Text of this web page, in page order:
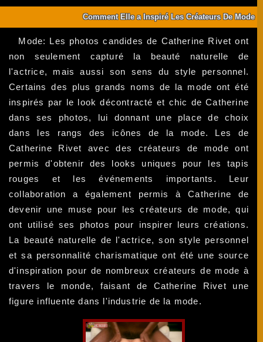
Comment Elle a Inspiré Les Créateurs De Mode
Mode: Les photos candides de Catherine Rivet ont
non seulement capturé la beauté naturelle de
l'actrice, mais aussi son sens du style personnel.
Certains des plus grands noms de la mode ont été
inspirés par le look décontracté et chic de Catherine
dans ses photos, lui donnant une place de choix
dans les rangs des icônes de la mode. Les de
Catherine Rivet avec des créateurs de mode ont
permis d'obtenir des looks uniques pour les tapis
rouges et les événements importants. Leur
collaboration a également permis à Catherine de
devenir une muse pour les créateurs de mode, qui
ont utilisé ses photos pour inspirer leurs créations.
La beauté naturelle de l'actrice, son style personnel
et sa personnalité charismatique ont été une source
d'inspiration pour de nombreux créateurs de mode à
travers le monde, faisant de Catherine Rivet une
figure influente dans l'industrie de la mode.